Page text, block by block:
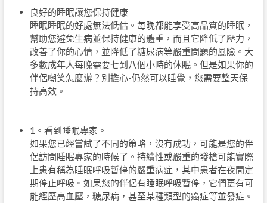
良好的睡眠讓您保持健康
睡眠睡眠的好處無法低估。每晚都能享受高品質的睡眠，
幫助您避免生病並保持健康的體重，而且它降低了壓力，
改善了你的心情，並降低了糖尿病等嚴重問題的風險。大
多數成年人每晚需要七到八個小時的休眠。但是如果你的
伴侶嘲笑怎麼辦？別擔心-仍然可以睡覺，您需要整天保
持高效。
1。看到睡眠專家。
如果您已經嘗試了不同的策略，沒有成功，可能是您的伴
侶訪問睡眠專家的時候了。持續性或嚴重的發槍可能實際
上患有稱為睡眠呼吸暫停的嚴重病症，其中患者在夜間定
期停止呼吸。如果您的伴侶有睡眠呼吸暫停，它們更有可
能經歷高血壓，糖尿病，甚至某種類型的癌症等並發症。